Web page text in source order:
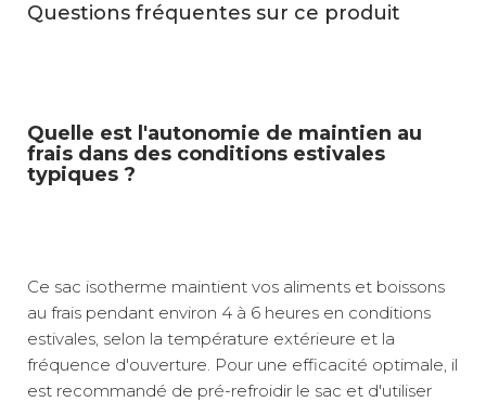
Questions fréquentes sur ce produit
Quelle est l'autonomie de maintien au
frais dans des conditions estivales
typiques ?
Ce sac isotherme maintient vos aliments et boissons
au frais pendant environ 4 à 6 heures en conditions
estivales, selon la température extérieure et la
fréquence d'ouverture. Pour une efficacité optimale, il
est recommandé de pré-refroidir le sac et d'utiliser